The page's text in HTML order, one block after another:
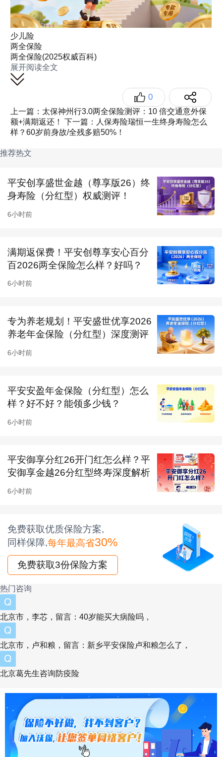
满期金：
×110%，合同终止；
身故 / 全残金：
18 岁前：等待期后赔 “利益表金额 / 现金价值” 较
大者，等待期内非意外仅退保费；
18 岁后：等待期后赔 “利益表金额 / 现金价值 /
已交保费 × 比例（40 岁及以下 160%、41-60 岁
140%）” 较大者；
全残：含双目失明等 8 类情形，需二级以上医院
鉴定；
退现金价值；
权益：可贷现金价值 80%（期 6 个月）。
二、太保爱享金生 2025（少儿版）两全保险产
（1）满期返还稳，收益明确
满期固定返还 1.1 倍基本保额，收益确定无波
+ 固定收益” 的家长，30 年后资金用途灵活。
（2）身故 / 全残分龄赔付，成年后保障升级
18 岁后身故 / 全残最高可赔 1.6 倍已交保费，比
增加的特点，赔付金额可覆盖更多风险。
（3）缴费压力小，适配长期规划
30 年分期交费，年交金额低，家长可轻松承
孩子长期保障的家庭。
三、太保爱享金生 2025（少儿版）两全保险投
保案例
案例：0 岁男宝投保 “30 年交 + 基本保额 10 万”
投保方案：0 岁男宝，选 “30 年交、年交约
1200 元、基本保额 10 万”，保 30 年；
保障与收益：
满期金：若孩子 30 岁生存，领 10 万 ×1.1=11
身故 / 全残保障：
若 10 岁（18 岁前）非意外身故，按 “利益表金
额（约 5 万元）” 与 “现金价值（约 1.5 万元）”
少儿险
两全保险
两全保险(2025权威百科)
展开阅读全文
0
上一篇：太保神州行3.0两全保险测评：10 倍交通意外保
额+满期返还！
下一篇：人保寿险瑞恒一生终身寿险怎么
样？60岁前身故/全残多赔50%！
推荐热文
平安创享盛世金越（尊享版26）终
身寿险（分红型）权威测评！
6小时前
满期返保费！平安创尊享安心百分
百2026两全保险怎么样？好吗？
6小时前
专为养老规划！平安盛世优享2026
养老年金保险（分红型）深度测评
6小时前
平安安盈年金保险（分红型）怎么
样？好不好？能领多少钱？
6小时前
平安御享分红26开门红怎么样？平
安御享金越26分红型终寿深度解析
6小时前
免费获取优质保险方案,
同样保障,每年最高省30%
免费获取3份保险方案
热门咨询
北京市，李芯，留言：40岁能买大病险吗，
北京市，卢和粮，留言：新乡平安保险卢和粮怎么了，
北京葛先生咨询防疫险